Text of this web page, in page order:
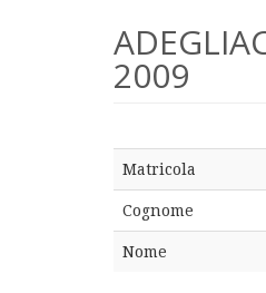
2009
Matricola
Cognome
Nome